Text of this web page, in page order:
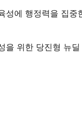
성에 행정력을 집중
위한 당진형 뉴